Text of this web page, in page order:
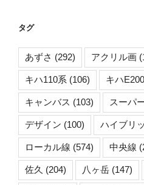
タグ
あずさ (292) アクリル画
キハ110系 (106) キハE200
キャンバス (103) スーパ
デザイン (100) ハイブリ
ローカル線 (574) 中央線
佐久 (204) 八ヶ岳 (147)